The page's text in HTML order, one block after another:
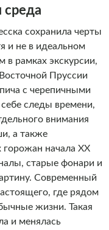
среда
сохранила черты
и не в идеальном
в рамках экскурсии,
Пруссии
с черепичными
следы времени,
внимания
а также
начала XX
старые фонари и
Современный
где рядом
жизни. Такая
и менялась